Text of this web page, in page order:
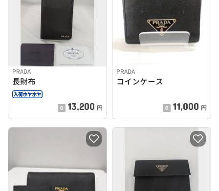
PRADA
長財布
13,200 円
PRADA
コインケース
11,000 円